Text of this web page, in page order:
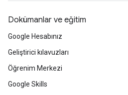
Dokümanlar ve eğitim
Google Hesabınız
Geliştirici kılavuzları
Öğrenim Merkezi
Google Skills